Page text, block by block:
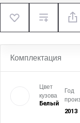
Комплектация
Цвет
кузова
Белый
Год
2013